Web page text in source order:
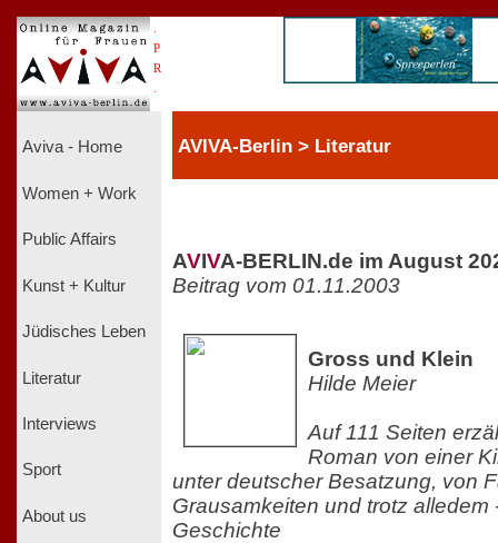
P
R
Aviva - Home
Women + Work
Public Affairs
Kunst + Kultur
Jüdisches Leben
Literatur
Interviews
Sport
About us
AVIVA-Berlin > Literatur
AVIVA-BERLIN.de im August
Beitrag vom 01.11.2003
Gross und Klein
Hilde Meier
Auf 111 Seiten
Roman von einer
unter deutscher Besatzung, von
Grausamkeiten und trotz
Geschichte